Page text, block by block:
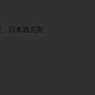
日本酒充実